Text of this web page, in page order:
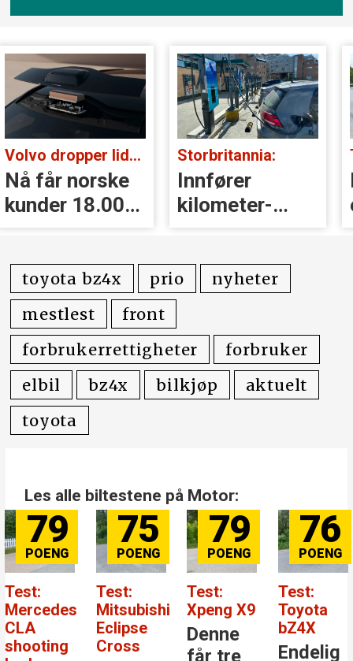
Volvo dropper lidar for godt:
Nå får norske
kunder 18.000
kr i erstatning
Storbritannia:
Innfører
kilometer­
avgift for
toyota bz4x prio
nyheter
mestlest
front
forbrukerrettigheter
forbruker
elbil
bz4x bilkjøp
aktuelt
toyota
Les alle biltestene på Motor:
79
Test:
Mercedes
CLA
shooting
75
Test:
Mitsubishi
Eclipse
Cross
79
Test:
Xpeng X9
Denne
får tre
76
Test:
Toyota
bZ4X
Endelig